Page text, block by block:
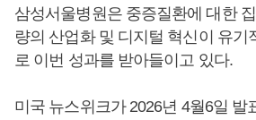
삼성서울병원은 중증질환에 대한
량의 산업화 및 디지털 혁신이 유기
로 이번 성과를 받아들이고 있다.
미국 뉴스위크가 2026년 4월6일 발